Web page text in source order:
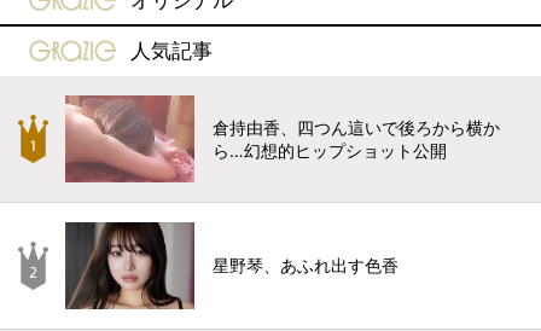
gravure-grazie
人気記事
倉持由香、四つん這いで後ろから横か
ら…幻想的ヒップショット公開
星野琴、あふれ出す色香